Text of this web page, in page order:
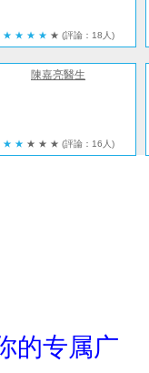
★ ★ ★ ★ ★ (評論：18人)
陳嘉亮醫生
★ ★ ★ ★ ★ (評論：16人)